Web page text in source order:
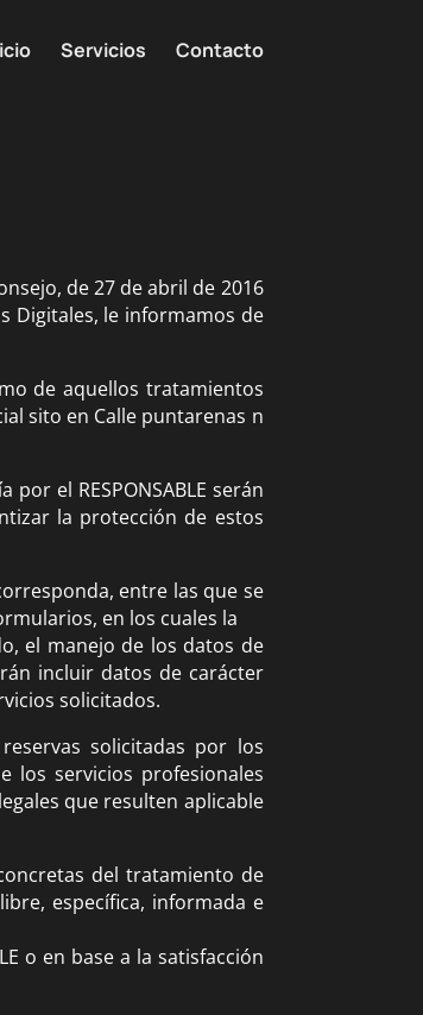
Servicios Contacto
de 27 de abril de 2016
Digitales, le informamos de
de aquellos tratamientos
sito en Calle puntarenas n
el RESPONSABLE serán
la protección de estos
entre las que se
en los cuales la
el manejo de los datos de
incluir datos de carácter
solicitados.
solicitadas por los
los servicios profesionales
que resulten aplicable
del tratamiento de
específica, informada e
o en base a la satisfacción